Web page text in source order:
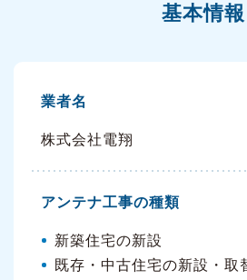
基本情報
業者名
株式会社電翔
アンテナ工事の種類
新築住宅の新設
既存・中古住宅の新設・取